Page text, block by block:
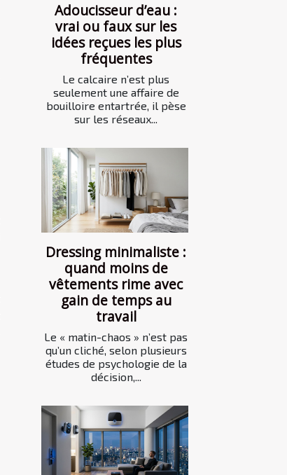
Adoucisseur d’eau :
vrai ou faux sur les
idées reçues les plus
fréquentes
Le calcaire n’est plus
seulement une affaire de
bouilloire entartrée, il pèse
sur les réseaux...
Dressing minimaliste :
quand moins de
vêtements rime avec
gain de temps au
travail
Le « matin-chaos » n’est pas
qu’un cliché, selon plusieurs
études de psychologie de la
décision,...